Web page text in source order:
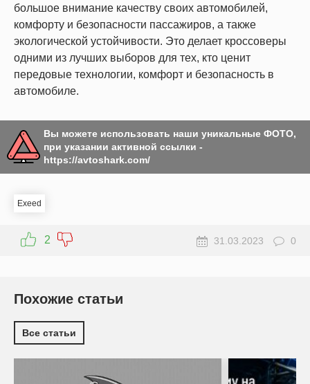
большое внимание качеству своих автомобилей,
комфорту и безопасности пассажиров, а также
экологической устойчивости. Это делает кроссоверы
одними из лучших выборов для тех, кто ценит
передовые технологии, комфорт и безопасность в
автомобиле.
Вы можете использовать наши уникальные ФОТО,
при указании активной ссылки -
https://avtoshark.com/
Exeed
2 31.03.2023 0
Похожие статьи
Все статьи